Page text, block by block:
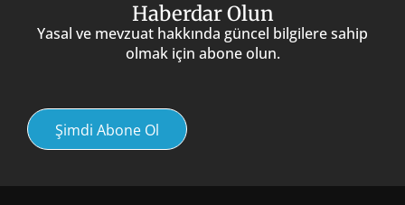
Haberdar Olun
Yasal ve mevzuat hakkında güncel bilgilere sahip
olmak için abone olun.
Şimdi Abone Ol